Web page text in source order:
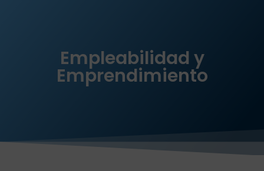
Empleabilidad y
Emprendimiento